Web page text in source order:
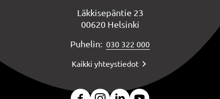
Läkkisepäntie 23
00620 Helsinki
Puhelin: 030 322 000
Kaikki yhteystiedot